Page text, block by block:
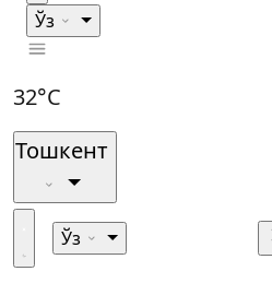
Ўз
32°C
Тошкент
Ўз